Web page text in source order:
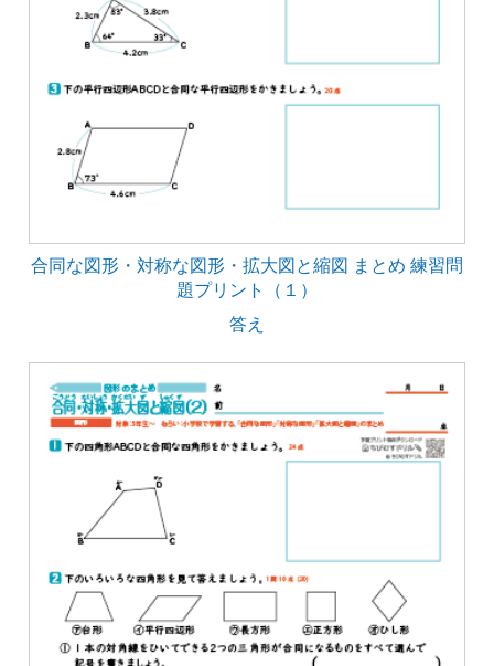
合同な図形・対称な図形・拡大図と縮図 まとめ 練習問
題プリント（１）
答え